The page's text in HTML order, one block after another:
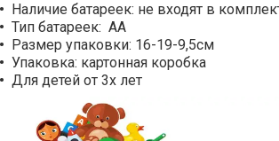
Наличие батареек: не входят в
Тип батареек: АА
Размер упаковки: 16-19-9,5см
Упаковка: картонная коробка
Для детей от 3х лет